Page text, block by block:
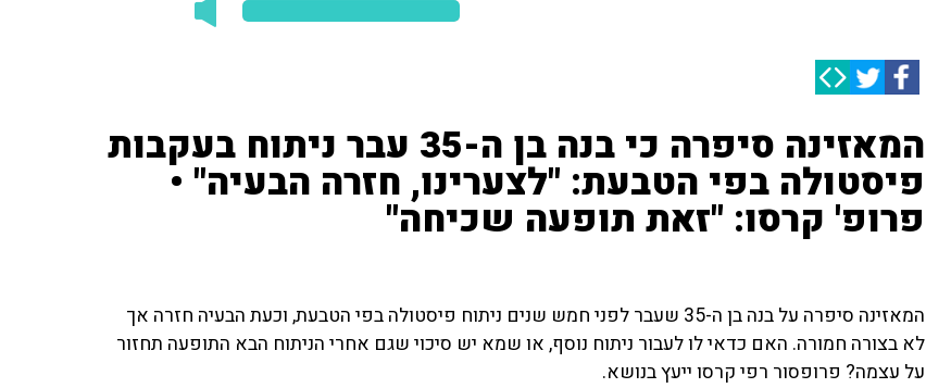
המאזינה סיפרה כי בנה בן ה-35 עבר ניתוח בעקבות
פיסטולה בפי הטבעת: "לצערינו, חזרה הבעיה" •
פרופ' קרסו: "זאת תופעה שכיחה"
המאזינה סיפרה על בנה בן ה-35 שעבר לפני חמש שנים ניתוח פיסטולה בפי הטבעת, וכעת הבעיה חזרה אך
לא בצורה חמורה. האם כדאי לו לעבור ניתוח נוסף, או שמא יש סיכוי שגם אחרי הניתוח הבא התופעה תחזור
על עצמה? פרופסור רפי קרסו ייעץ בנושא.